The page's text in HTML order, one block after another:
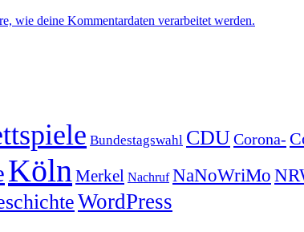
wie deine Kommentardaten verarbeitet werden.
Bundestagswahl CDUCorona-
KölnMerkel Nachruf NaNoWriMo
WordPress